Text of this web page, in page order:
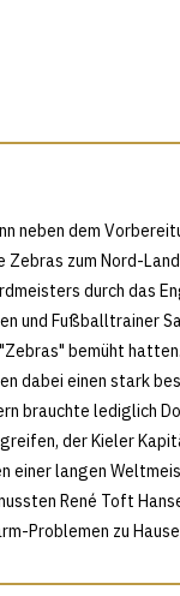
neben dem
Zebras zum Nord-
durch das
und Fußballtrainer
bemüht
dabei einen stark
brauchte lediglich
der Kieler
einer langen
René Toft
Problemen zu